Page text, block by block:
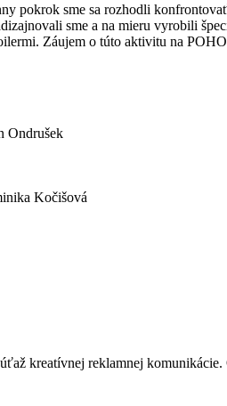
pokrok sme sa rozhodli
sme a na mieru vyrobili
Záujem o túto aktivitu na
Ondrušek
Kočišová
kreatívnej reklamnej